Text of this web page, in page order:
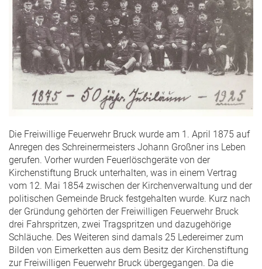
Die Freiwillige Feuerwehr Bruck wurde am 1. April 1875 auf
Anregen des Schreinermeisters Johann Großner ins Leben
gerufen. Vorher wurden Feuerlöschgeräte von der
Kirchenstiftung Bruck unterhalten, was in einem Vertrag
vom 12. Mai 1854 zwischen der Kirchenverwaltung und der
politischen Gemeinde Bruck festgehalten wurde. Kurz nach
der Gründung gehörten der Freiwilligen Feuerwehr Bruck
drei Fahrspritzen, zwei Tragspritzen und dazugehörige
Schläuche. Des Weiteren sind damals 25 Ledereimer zum
Bilden von Eimerketten aus dem Besitz der Kirchenstiftung
zur Freiwilligen Feuerwehr Bruck übergegangen. Da die